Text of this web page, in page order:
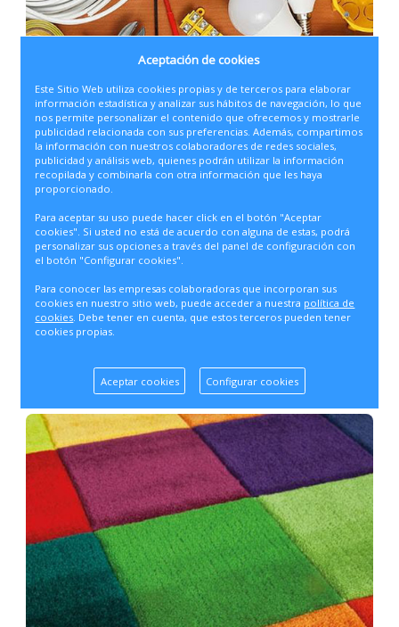
Aceptación de cookies
Este Sitio Web utiliza cookies propias y de terceros para elaborar
información estadística y analizar sus hábitos de navegación, lo que
nos permite personalizar el contenido que ofrecemos y mostrarle
publicidad relacionada con sus preferencias. Además, compartimos
la información con nuestros colaboradores de redes sociales,
publicidad y análisis web, quienes podrán utilizar la información
recopilada y combinarla con otra información que les haya
proporcionado.
Para aceptar su uso puede hacer click en el botón "Aceptar
cookies". Si usted no está de acuerdo con alguna de estas, podrá
personalizar sus opciones a través del panel de configuración con
el botón "Configurar cookies".
Para conocer las empresas colaboradoras que incorporan sus
cookies en nuestro sitio web, puede acceder a nuestra política de
cookies. Debe tener en cuenta, que estos terceros pueden tener
cookies propias.
Aceptar cookies Configurar cookies